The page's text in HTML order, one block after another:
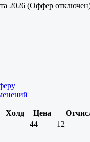
2026 (Оффер
Холд Цена
44 12